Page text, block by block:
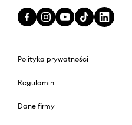
Polityka prywatności
Regulamin
Dane firmy